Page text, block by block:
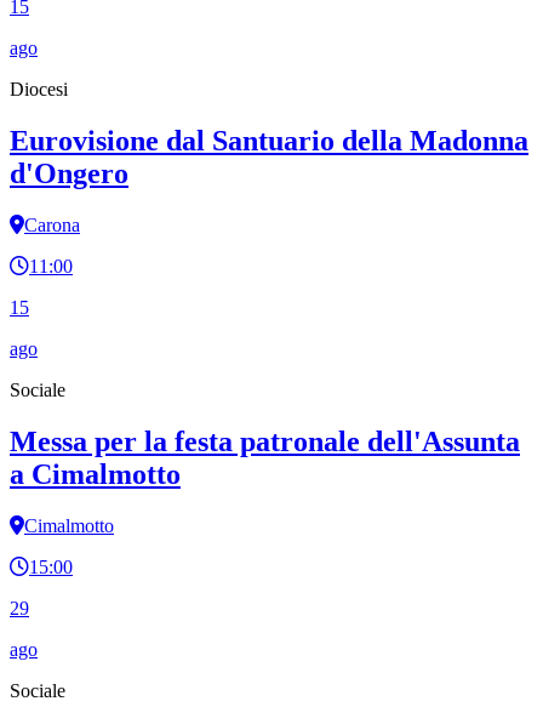
15
ago
Diocesi
Eurovisione dal Santuario della Madonna
d'Ongero
Carona
11:00
15
ago
Sociale
Messa per la festa patronale dell'Assunta
a Cimalmotto
Cimalmotto
15:00
29
ago
Sociale